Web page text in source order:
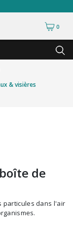
0
& visières
de